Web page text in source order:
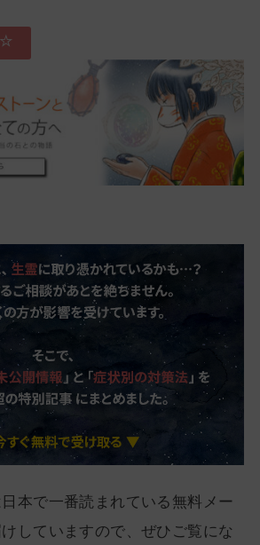
本で一番読まれている無料メー
していますので、ぜひご覧にな